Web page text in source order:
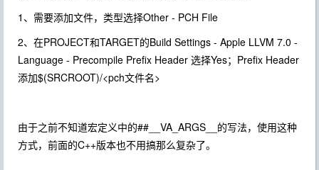
1、需要添加文件，类型选择Other - PCH File
2、在PROJECT和TARGET的Build Settings - Apple LLVM 7.0 -
Language - Precompile Prefix Header 选择Yes；Prefix Header
添加$(SRCROOT)/<pch文件名>
由于之前不知道宏定义中的##__VA_ARGS__的写法，使用这种
方式，前面的C++版本也不用搞那么复杂了。